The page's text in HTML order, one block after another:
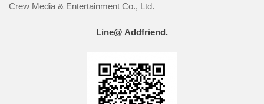
Crew Media & Entertainment Co., Ltd.
Line@ Addfriend.